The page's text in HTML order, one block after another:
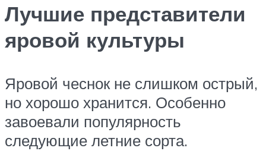
Лучшие представители
яровой культуры
Яровой чеснок не слишком острый,
но хорошо хранится. Особенно
завоевали популярность
следующие летние сорта.